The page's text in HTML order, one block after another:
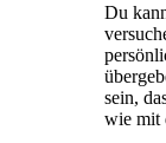
Du
sein,
wie mit